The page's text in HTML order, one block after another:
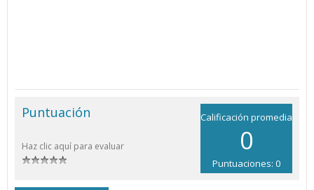
Calificación promedia
0
Puntuaciones: 0
Puntuación
Haz clic aquí para evaluar